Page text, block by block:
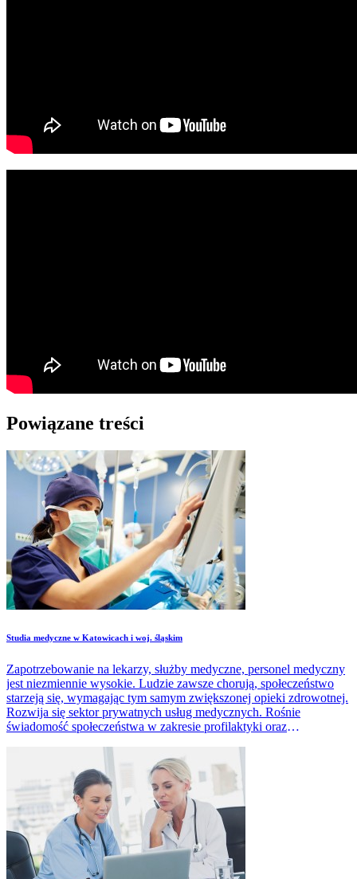
Powiązane treści
Studia medyczne w Katowicach i woj. śląskim
Zapotrzebowanie na lekarzy, służby medyczne, personel medyczny
jest niezmiennie wysokie. Ludzie zawsze chorują, społeczeństwo
starzeją się, wymagając tym samym zwiększonej opieki zdrowotnej.
Rozwija się sektor prywatnych usług medycznych. Rośnie
świadomość społeczeństwa w zakresie profilaktyki oraz